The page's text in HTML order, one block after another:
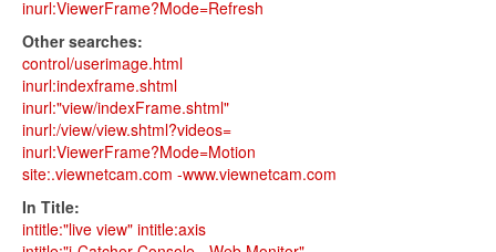
inurl:ViewerFrame?Mode=Refresh
Other searches:
control/userimage.html
inurl:indexframe.shtml
inurl:"view/indexFrame.shtml"
inurl:/view/view.shtml?videos=
inurl:ViewerFrame?Mode=Motion
site:.viewnetcam.com -www.viewnetcam.com
In Title:
intitle:"live view" intitle:axis